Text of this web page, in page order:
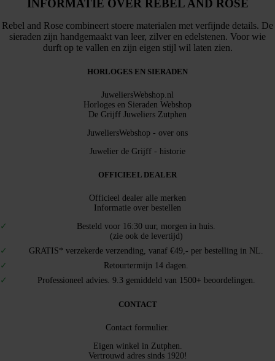
INFORMATIE OVER REBEL AND ROSE
Rebel and Rose combineert stoere materialen met verfijnde details. De
sieraden zijn handgemaakt van leer, zilver en edelstenen. Voor wie
durft op te vallen en zijn eigen stijl wil laten zien.
HORLOGES EN SIERADEN
JuweliersWebshop.nl
Horloges en Sieraden Webshop
De Grijff Juweliers Zutphen
JuweliersWebshop - over ons
Juwelier de Grijff - historie
OFFICIEEL DEALER
Officieel dealer alle merken
Informatie over bestellen
Besteld voor 16:30 uur, morgen in huis.
(zie ook de levertijd)
GRATIS* verzekerde verzending, vanaf €49,- per bestelling in NL.
Retourtermijn 14 dagen.
Professioneel advies. 9.3 gemiddeld van 1500+ beoordelingen.
CONTACT
Contact formulier.
Eigen winkel in Zutphen
Vertrouwd adres sinds 1920!